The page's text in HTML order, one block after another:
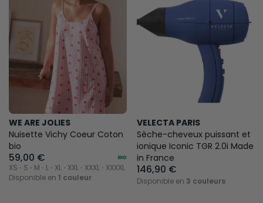
WE ARE JOLIES
Nuisette Vichy Coeur Coton
bio
59,00 €
XS ⋅ S ⋅ M ⋅ L ⋅ XL ⋅ XXL ⋅ XXXL ⋅ XXXXL
Disponible en 1 couleur
VELECTA PARIS
Sèche-cheveux puissant et
ionique Iconic TGR 2.0i Made
in France
146,90 €
Disponible en 3 couleurs